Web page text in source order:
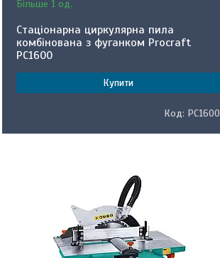
Більше 1 од.
Стаціонарна циркулярна пила
комбінована з фуганком Procraft
PC1600
Купити
PC1600